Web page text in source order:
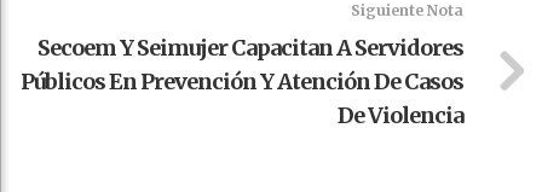
Siguiente Nota
Secoem Y Seimujer Capacitan A Servidores
Públicos En Prevención Y Atención De Casos
De Violencia